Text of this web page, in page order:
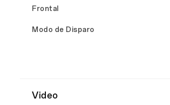
Frontal
Modo de Disparo
Video